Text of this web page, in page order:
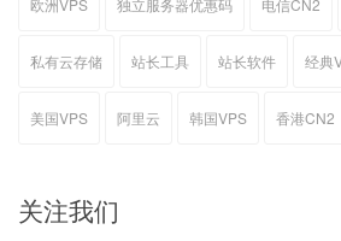
欧洲VPS 独立服务器优惠码 电信CN2
私有云存储 站长工具 站长软件 经典
美国VPS 阿里云 韩国VPS 香港CN2
关注我们